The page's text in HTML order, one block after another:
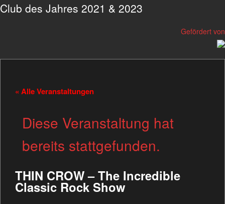
Club des Jahres 2021 & 2023
Gefördert von
« Alle Veranstaltungen
Diese Veranstaltung hat
bereits stattgefunden.
THIN CROW – The Incredible
Classic Rock Show